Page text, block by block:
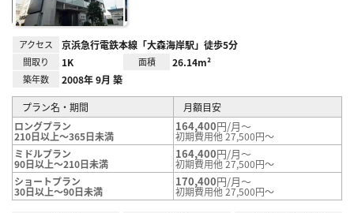
アクセス 京浜急行電鉄本線「大森海岸駅」徒歩5分
間取り 1K 面積 26.14m²
築年数 2008年 9月 築
プラン名・期間
月額目安
ロングプラン
210日以上～365日未満
164,400円/月～
初期費用他 27,500円～
ミドルプラン
90日以上～210日未満
164,400円/月～
初期費用他 27,500円～
ショートプラン
30日以上～90日未満
170,400円/月～
初期費用他 27,500円～